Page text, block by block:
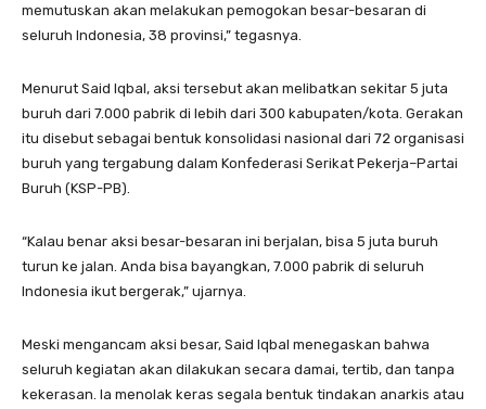
memutuskan akan melakukan pemogokan besar-besaran di
seluruh Indonesia, 38 provinsi,” tegasnya.
Menurut Said Iqbal, aksi tersebut akan melibatkan sekitar 5 juta
buruh dari 7.000 pabrik di lebih dari 300 kabupaten/kota. Gerakan
itu disebut sebagai bentuk konsolidasi nasional dari 72 organisasi
buruh yang tergabung dalam Konfederasi Serikat Pekerja–Partai
Buruh (KSP-PB).
“Kalau benar aksi besar-besaran ini berjalan, bisa 5 juta buruh
turun ke jalan. Anda bisa bayangkan, 7.000 pabrik di seluruh
Indonesia ikut bergerak,” ujarnya.
Meski mengancam aksi besar, Said Iqbal menegaskan bahwa
seluruh kegiatan akan dilakukan secara damai, tertib, dan tanpa
kekerasan. Ia menolak keras segala bentuk tindakan anarkis atau